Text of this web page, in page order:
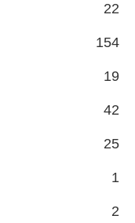
22
154
19
42
25
1
2